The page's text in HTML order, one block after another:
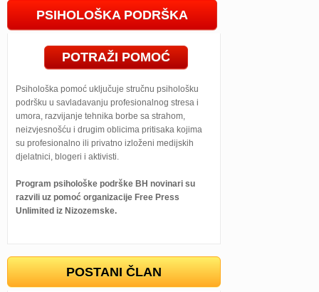
PSIHOLOŠKA PODRŠKA
POTRAŽI POMOĆ
Psihološka pomoć uključuje stručnu psihološku
podršku u savladavanju profesionalnog stresa i
umora, razvijanje tehnika borbe sa strahom,
neizvjesnošću i drugim oblicima pritisaka kojima
su profesionalno ili privatno izloženi medijskih
djelatnici, blogeri i aktivisti.
Program psihološke podrške BH novinari su
razvili uz pomoć organizacije Free Press
Unlimited iz Nizozemske.
POSTANI ČLAN